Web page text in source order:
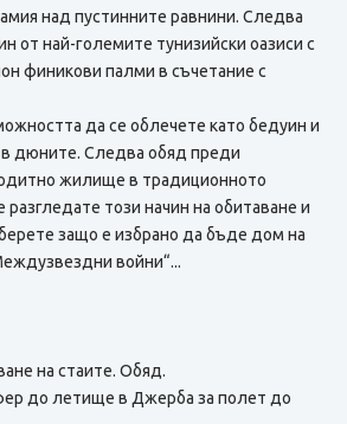
над пустинните равнини. Следва
от най-големите тунизийски оазиси с
финикови палми в съчетание с
да се облечете като бедуин и
дюните. Следва обяд преди
жилище в традиционното
този начин на обитаване и
защо е избрано да бъде дом на
войни“...
на стаите. Обяд.
до летище в Джерба за полет до